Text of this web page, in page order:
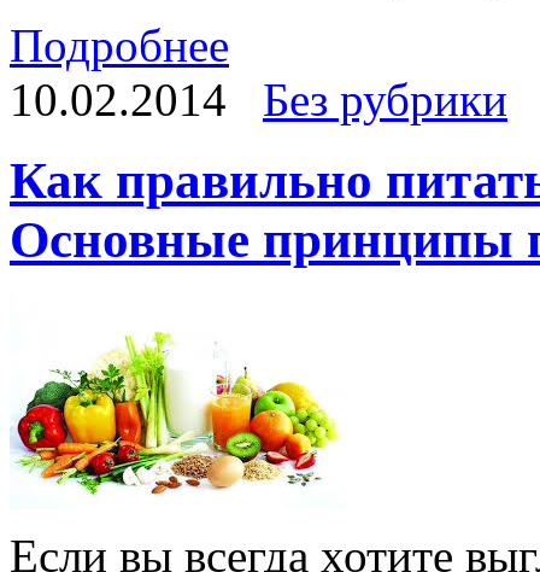
Подробнее
10.02.2014
Без рубрики
Как правильно
Основные принципы
Если вы всегда хотите